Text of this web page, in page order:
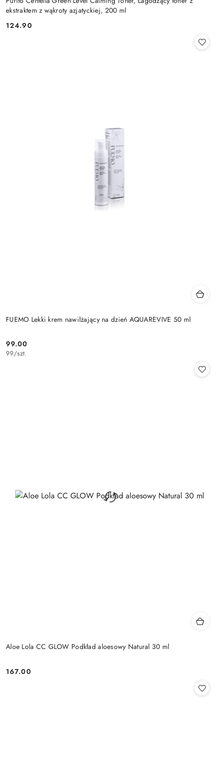
ekstraktem z wąkroty azjatyckiej, 200 ml
Cena:
124.90
FUEMO Lekki krem nawilżający na dzień AQUAREVIVE 50 ml
Cena:
99.00
99/szt.
Aloe Lola CC GLOW Podkład aloesowy Natural 30 ml
Cena:
167.00